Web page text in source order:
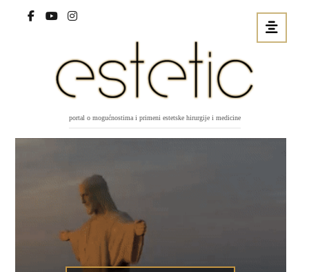
portal o mogućnostima i primeni estetske hirurgije i medicine